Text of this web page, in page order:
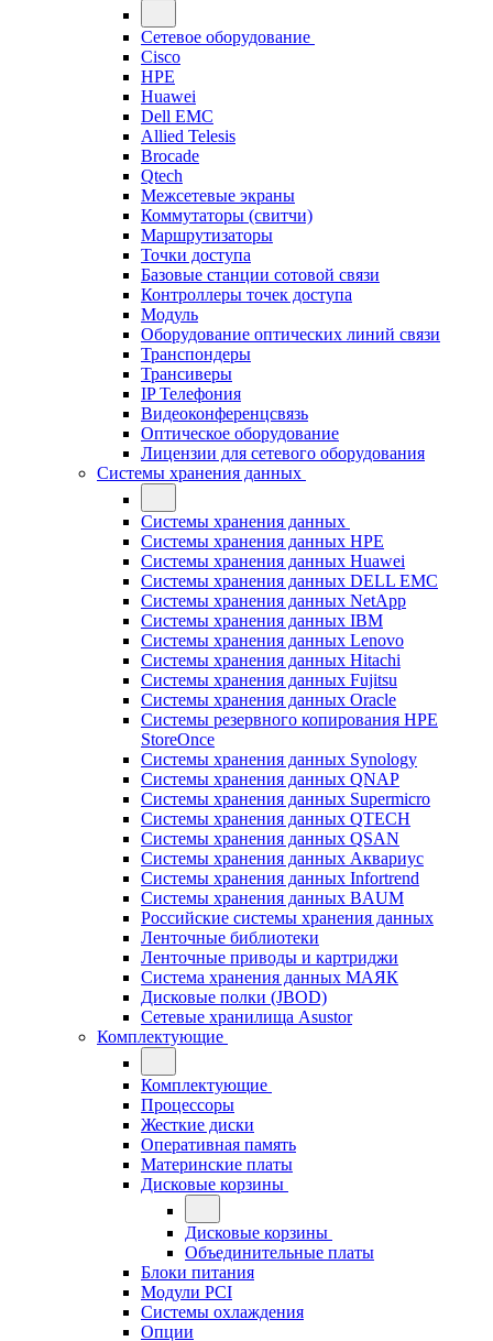
Сетевое оборудование
Cisco
HPE
Huawei
Dell EMC
Allied Telesis
Brocade
Qtech
Межсетевые экраны
Коммутаторы (свитчи)
Маршрутизаторы
Точки доступа
Базовые станции сотовой связи
Контроллеры точек доступа
Модуль
Оборудование оптических линий связи
Транспондеры
Трансиверы
IP Телефония
Видеоконференцсвязь
Оптическое оборудование
Лицензии для сетевого оборудования
Системы хранения данных
Системы хранения данных
Системы хранения данных HPE
Системы хранения данных Huawei
Системы хранения данных DELL EMC
Cистемы хранения данных NetApp
Системы хранения данных IBM
Системы хранения данных Lenovo
Системы хранения данных Hitachi
Системы хранения данных Fujitsu
Системы хранения данных Oracle
Системы резервного копирования HPE
StoreOnce
Системы хранения данных Synology
Системы хранения данных QNAP
Системы хранения данных Supermicro
Системы хранения данных QTECH
Системы хранения данных QSAN
Системы хранения данных Аквариус
Системы хранения данных Infortrend
Системы хранения данных BAUM
Российские системы хранения данных
Ленточные библиотеки
Ленточные приводы и картриджи
Система хранения данных МАЯК
Дисковые полки (JBOD)
Сетевые хранилища Asustor
Комплектующие
Комплектующие
Процессоры
Жесткие диски
Оперативная память
Материнские платы
Дисковые корзины
Дисковые корзины
Объединительные платы
Блоки питания
Модули PCI
Системы охлаждения
Опции